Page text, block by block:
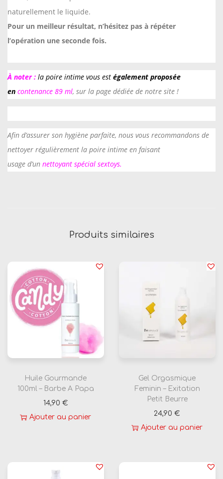
I
n
t
-
i
r
e
t
A
n
a
naturellement le liquide.
Pour un meilleur résultat, n’hésitez pas à répéter
l’opération une seconde fois.
À noter : la poire intime vous est également proposée
en contenance 89 ml, sur la page dédiée de notre site !
Afin d’assurer son hygiène parfaite, nous vous recommandons de
nettoyer régulièrement la poire intime en faisant
usage d’un nettoyant spécial sextoys.
Produits similaires
Huile Gourmande
100ml – Barbe A Papa
14,90 €
Ajouter au panier
Gel Orgasmique
Feminin – Exitation
Petit Beurre
24,90€
Ajouter au panier